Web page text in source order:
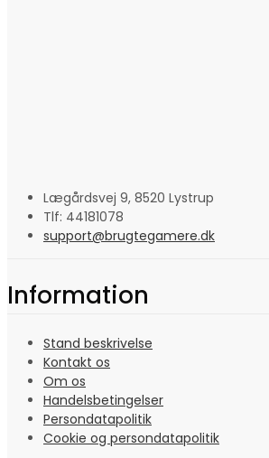
Lægårdsvej 9, 8520 Lystrup
Tlf: 44181078
support@brugtegamere.dk
Information
Stand beskrivelse
Kontakt os
Om os
Handelsbetingelser
Persondatapolitik
Cookie og persondatapolitik